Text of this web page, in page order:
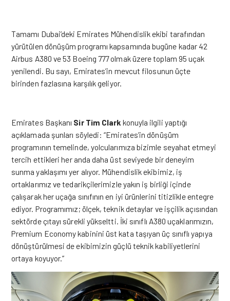
Tamamı Dubai’deki Emirates Mühendislik ekibi tarafından
yürütülen dönüşüm programı kapsamında bugüne kadar 42
Airbus A380 ve 53 Boeing 777 olmak üzere toplam 95 uçak
yenilendi. Bu sayı, Emirates’in mevcut filosunun üçte
birinden fazlasına karşılık geliyor.
Emirates Başkanı Sir Tim Clark konuyla ilgili yaptığı
açıklamada şunları söyledi: “Emirates’in dönüşüm
programının temelinde, yolcularımıza bizimle seyahat etmeyi
tercih ettikleri her anda daha üst seviyede bir deneyim
sunma yaklaşımı yer alıyor. Mühendislik ekibimiz, iş
ortaklarımız ve tedarikçilerimizle yakın iş birliği içinde
çalışarak her uçağa sınıfının en iyi ürünlerini titizlikle entegre
ediyor. Programımız; ölçek, teknik detaylar ve işçilik açısından
sektörde çıtayı sürekli yükseltti. İki sınıflı A380 uçaklarımızın,
Premium Economy kabinini üst kata taşıyan üç sınıflı yapıya
dönüştürülmesi de ekibimizin güçlü teknik kabiliyetlerini
ortaya koyuyor.”